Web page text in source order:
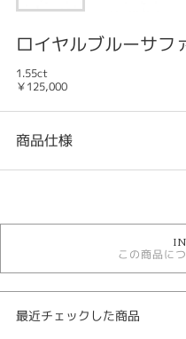
ロイヤルブルーサフ
1.55ct
￥125,000
商品仕様
サファイアルース
紹介文
※価格は税込みになります。
この商品に
最近チェックした商品